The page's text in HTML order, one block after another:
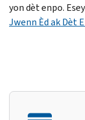
yon dèt enpo.
Jwenn Èd ak Dèt